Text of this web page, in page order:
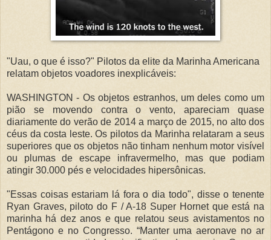
"Uau, o que é isso?" Pilotos da elite da Marinha Americana
relatam objetos voadores inexplicáveis:
WASHINGTON - Os objetos estranhos, um deles como um
pião se movendo contra o vento, apareciam quase
diariamente do verão de 2014 a março de 2015, no alto dos
céus da costa leste. Os pilotos da Marinha relataram a seus
superiores que os objetos não tinham nenhum motor visível
ou plumas de escape infravermelho, mas que podiam
atingir 30.000 pés e velocidades hipersônicas.
"Essas coisas estariam lá fora o dia todo", disse o tenente
Ryan Graves, piloto do F / A-18 Super Hornet que está na
marinha há dez anos e que relatou seus avistamentos no
Pentágono e no Congresso. “Manter uma aeronave no ar